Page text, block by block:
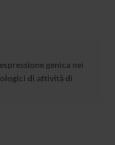
genica nei
di attività di